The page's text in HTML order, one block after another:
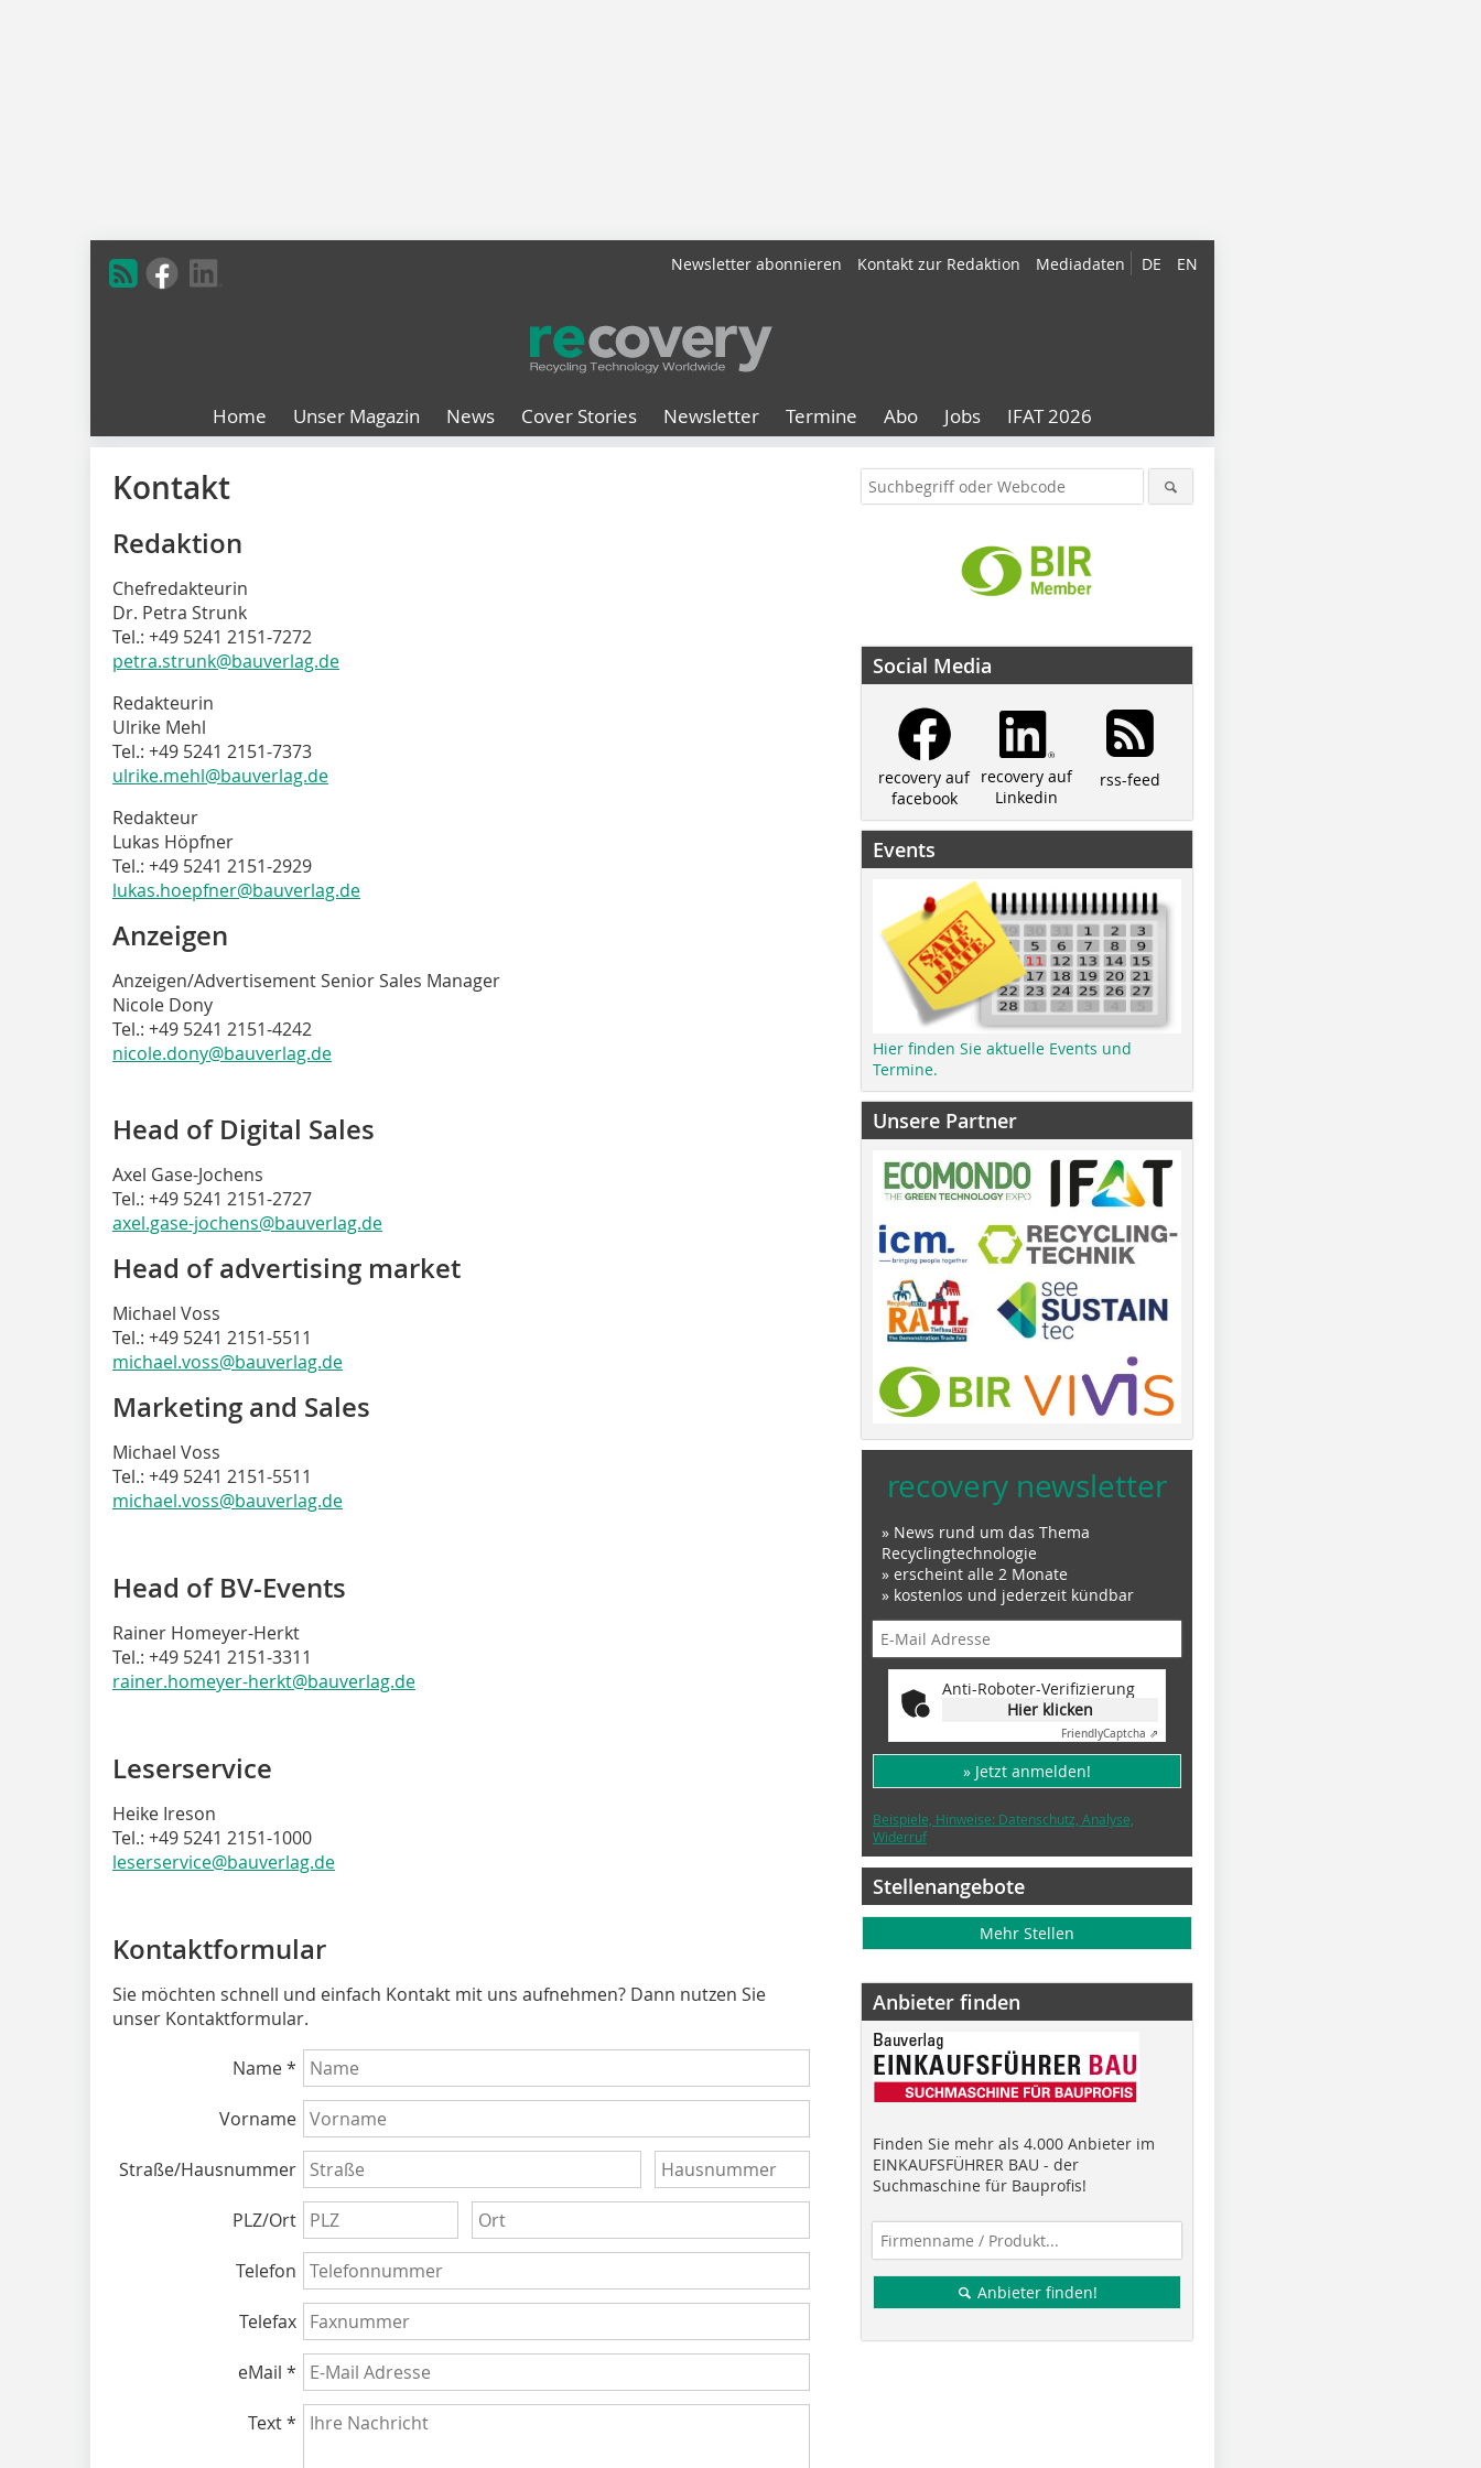
DE EN
Newsletter abonnieren Kontakt zur Redaktion Mediadaten
Home Unser Magazin News Cover Stories Newsletter Termine Abo Jobs IFAT 2026
Kontakt
Redaktion
Chefredakteurin
Dr. Petra Strunk
Tel.: +49 5241 2151-7272
petra.strunk@bauverlag.de
Redakteurin
Ulrike Mehl
Tel.: +49 5241 2151-7373
ulrike.mehl@bauverlag.de
Redakteur
Lukas Höpfner
Tel.: +49 5241 2151-2929
lukas.hoepfner@bauverlag.de
Anzeigen
Anzeigen/Advertisement Senior Sales Manager
Nicole Dony
Tel.: +49 5241 2151-4242
nicole.dony@bauverlag.de
Head of Digital Sales
Axel Gase-Jochens
Tel.: +49 5241 2151-2727
axel.gase-jochens@bauverlag.de
Head of advertising market
Michael Voss
Tel.: +49 5241 2151-5511
michael.voss@bauverlag.de
Marketing and Sales
Michael Voss
Tel.: +49 5241 2151-5511
michael.voss@bauverlag.de
Head of BV-Events
Rainer Homeyer-Herkt
Tel.: +49 5241 2151-3311
rainer.homeyer-herkt@bauverlag.de
Leserservice
Heike Ireson
Tel.: +49 5241 2151-1000
leserservice@bauverlag.de
Kontaktformular
Sie möchten schnell und einfach Kontakt mit uns aufnehmen? Dann nutzen Sie
unser Kontaktformular.
Name *
Vorname
Straße/Hausnummer
PLZ/Ort
Telefon
Telefax
eMail *
Text *
Social Media
recovery auf
facebook
recovery auf
Linkedin
rss-feed
Events
Hier finden Sie aktuelle Events und
Termine.
Unsere Partner
recovery newsletter
» News rund um das Thema
Recyclingtechnologie
» erscheint alle 2 Monate
» kostenlos und jederzeit kündbar
Anti-Roboter-Verifizierung
Hier klicken
FriendlyCaptcha ⇗
» Jetzt anmelden!
Beispiele, Hinweise: Datenschutz, Analyse,
Widerruf
Stellenangebote
Mehr Stellen
Anbieter finden
Finden Sie mehr als 4.000 Anbieter im
EINKAUFSFÜHRER BAU - der
Suchmaschine für Bauprofis!
Anbieter finden!